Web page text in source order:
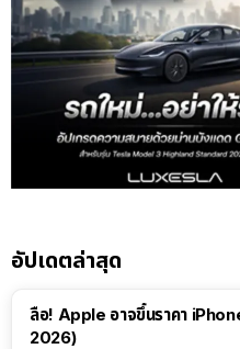
อัปเดตล่าสุด
ลือ! Apple อาจขึ้นราคา
2026)